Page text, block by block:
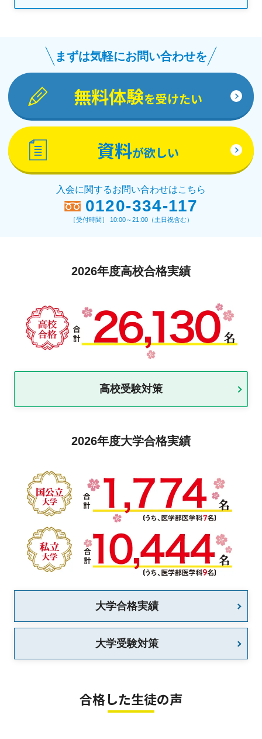
まずは気軽にお問い合わせを
無料体験を受けたい
資料が欲しい
入会に関するお問い合わせはこちら
0120-334-117
［受付時間］ 10:00～21:00（土日祝含む）
2026年度高校合格実績
高校受験対策
2026年度大学合格実績
大学合格実績
大学受験対策
合格した生徒の声